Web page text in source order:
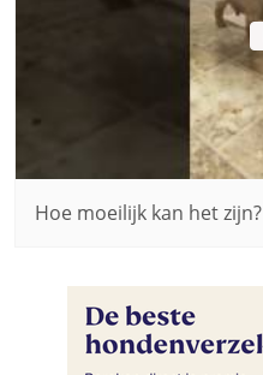
Hoe moeilijk kan het zijn?